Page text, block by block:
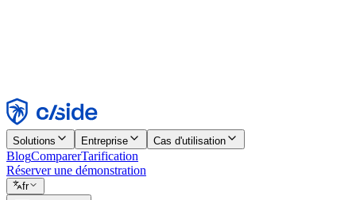
Rejeter
Solutions Entreprise Cas d'utilisation
BlogComparerTarification
Réserver une démonstration
fr